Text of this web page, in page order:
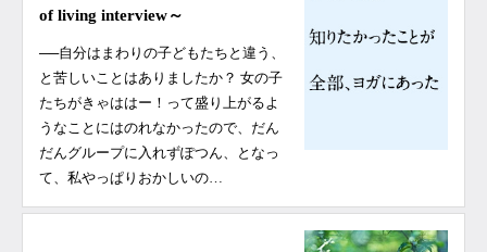
of living interview～
──自分はまわりの子どもたちと違う、
と苦しいことはありましたか？ 女の子
たちがきゃははー！って盛り上がるよ
うなことにはのれなかったので、だん
だんグループに入れずぽつん、となっ
て、私やっぱりおかしいの…